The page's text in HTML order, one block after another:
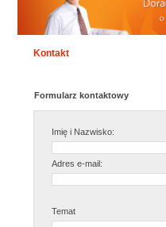
Kontakt
Formularz kontaktowy
Imię i Nazwisko:
Adres e-mail:
Temat